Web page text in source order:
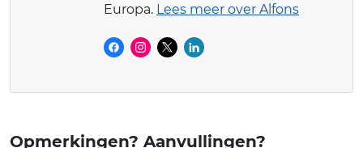
Europa. Lees meer over Alfons
Opmerkingen? Aanvullingen?